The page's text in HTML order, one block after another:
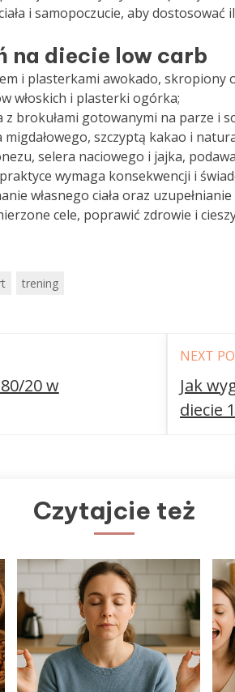
i samopoczucie, aby dostosować
na diecie low carb
i plasterkami awokado, skropiony
włoskich i plasterki ogórka;
brokułami gotowanymi na parze i
szczyptą kakao i
selera naciowego i jajka,
wymaga konsekwencji i
własnego ciała oraz
cele, poprawić zdrowie i
trening
20 w
NEXT
Jak
diecie
Czytajcie też